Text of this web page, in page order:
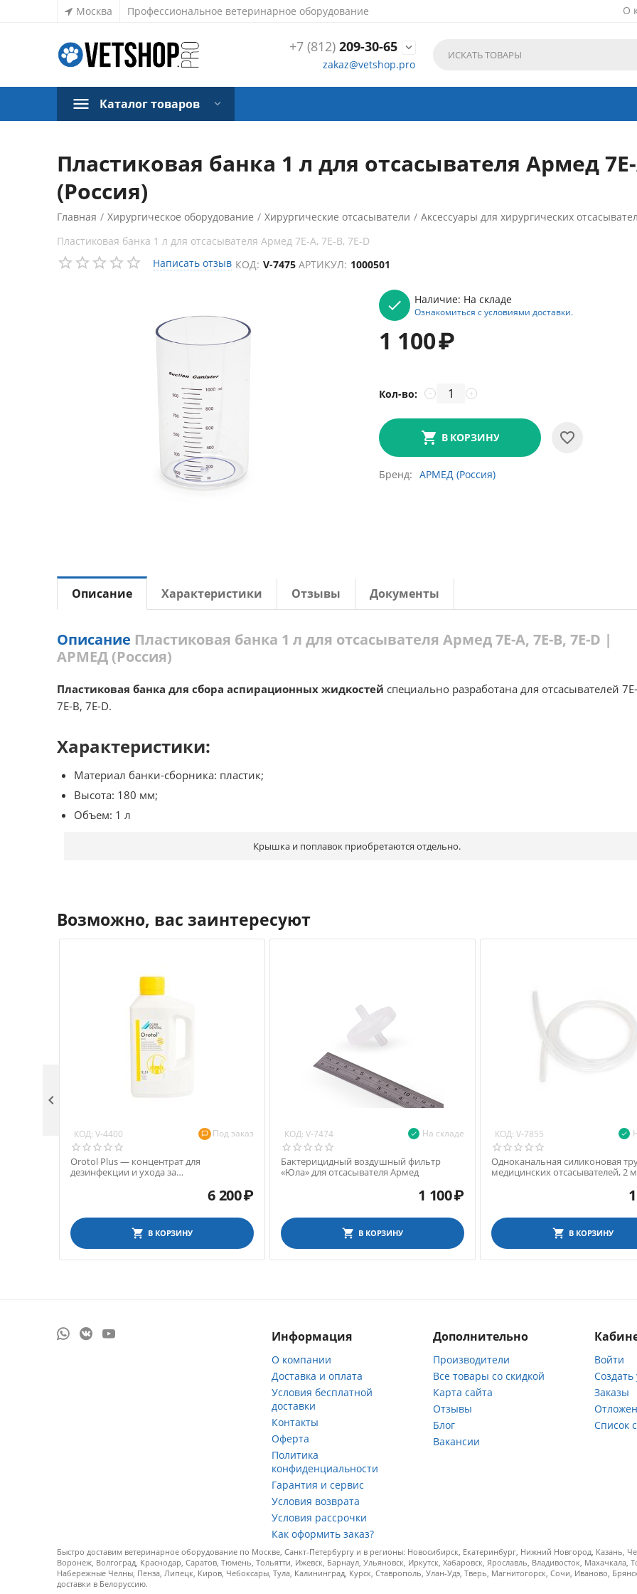
Москва Профессиональное ветеринарное оборудование О
+7 (812)209-30-65 
zakaz@vetshop.pro
Каталог товаров
Пластиковая банка 1 л для отсасывателя Армед
(Россия)
Главная / Хирургическое оборудование / Хирургические отсасыватели / Аксессуары для хирургических
Пластиковая банка 1 л для отсасывателя Армед 7Е-А, 7Е-B, 7Е-D
Написать отзыв КОД: V-7475 АРТИКУЛ: 1000501
Наличие: На складе
Ознакомиться с условиями доставки.
1 100₽
Кол-во: +
−
В КОРЗИНУ
Бренд АРМЕД (Россия)
Описание Характеристики Отзывы Документы
Описание Пластиковая банка 1 л для отсасывателя Армед 7Е-А, 7Е-B, 7Е-D |
АРМЕД (Россия)
Пластиковая банка для сбора аспирационных жидкостей специально разработана для отсасывателей
7Е-B, 7Е-D.
Характеристики:
Материал банки-сборника: пластик;
Высота: 180 мм;
Объем: 1 л
Крышка и поплавок приобретаются отдельно.
Возможно, вас заинтересуют
КОД: V-4400 Под заказ
Orotol Plus — концентрат для
дезинфекции и ухода за
6 200₽
В КОРЗИНУ
КОД: V-7474 На складе
Бактерицидный воздушный фильтр
«Юла» для отсасывателя Армед
1 100₽
В КОРЗИНУ
КОД: V-7855
Одноканальная силиконовая
медицинских отсасывателей, 2 м
В КОРЗИНУ

Информация
О компании
Доставка и оплата
Условия бесплатной
доставки
Контакты
Оферта
Политика
конфиденциальности
Гарантия и сервис
Условия возврата
Условия рассрочки
Как оформить заказ?
Дополнительно
Производители
Все товары со скидкой
Карта сайта
Отзывы
Блог
Вакансии
Войти
Заказы
Список
Быстро доставим ветеринарное оборудование по Москве, Санкт-Петербургу и в регионы: Новосибирск, Екатеринбург, Нижний Новгород, Казань,
Воронеж, Волгоград, Краснодар, Саратов, Тюмень, Тольятти, Ижевск, Барнаул, Ульяновск, Иркутск, Хабаровск, Ярославль, Владивосток,
Набережные Челны, Пенза, Липецк, Киров, Чебоксары, Тула, Калининград, Курск, Ставрополь, Улан-Удэ, Тверь, Магнитогорск, Сочи, Иваново,
доставки в Белоруссию.